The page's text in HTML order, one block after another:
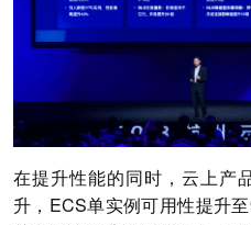
在提升性能的同时，云上产
升，ECS单实例可用性提升